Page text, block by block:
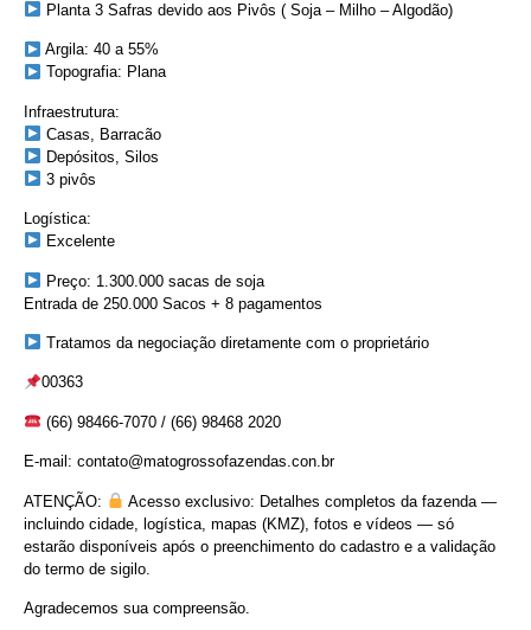
Planta 3 Safras devido aos Pivôs ( Soja – Milho – Algodão)
Argila: 40 a 55%
Topografia: Plana
Infraestrutura:
Casas, Barracão
Depósitos, Silos
3 pivôs
Logística:
Excelente
Preço: 1.300.000 sacas de soja
Entrada de 250.000 Sacos + 8 pagamentos
Tratamos da negociação diretamente com o proprietário
00363
(66) 98466-7070 / (66) 98468 2020
E-mail: contato@matogrossofazendas.con.br
ATENÇÃO:
Acesso exclusivo: Detalhes completos da fazenda —
incluindo cidade, logística, mapas (KMZ), fotos e vídeos — só
estarão disponíveis após o preenchimento do cadastro e a validação
do termo de sigilo.
Agradecemos sua compreensão.